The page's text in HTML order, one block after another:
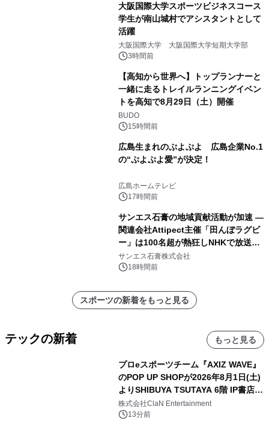
大阪国際大学スポーツビジネスコース
学生が南山城村でアシスタントとして
活躍
大阪国際大学 大阪国際大学短期大学部
3時間前
【高知から世界へ】トップランナーと
一緒に走るトレイルランニングイベン
トを高知で8月29日（土）開催
BUDO
15時間前
広島生まれのぷよぷよ 広島企業No.1
の“ぷよぷよ愛”が決定！
広島ホームテレビ
17時間前
サンエス石膏の地域貢献活動が加速 ―
関連会社Attipect主催「田んぼラグビ
ー」は100名超が熱狂しNHKで放送さ
れました。
サンエス石膏株式会社
18時間前
スポーツの新着をもっと見る
テックの新着 もっと見る
プロeスポーツチーム『AXIZ WAVE』
のPOP UP SHOPが2026年8月1日(土)
よりSHIBUYA TSUTAYA 6階 IP書店で
開催決定！！
株式会社ClaN Entertainment
13分前